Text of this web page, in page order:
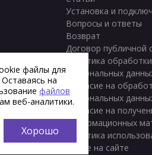
шоссе, 177
Установка и
Вопросы и ответы
Возврат
Договор публичной
Политика обработки
персональных
Согласие на
персональных
Согласие на
информационных
Политика
cookie на сайте
файлы для
на
файлов
веб-аналитики.
Хорошо